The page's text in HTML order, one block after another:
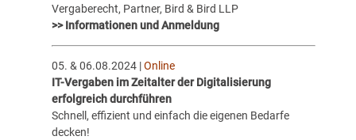
Vergaberecht, Partner, Bird & Bird LLP
>> Informationen und Anmeldung
05. & 06.08.2024 |Online
IT-Vergaben im Zeitalter der Digitalisierung
erfolgreich durchführen
Schnell, effizient und einfach die eigenen Bedarfe
decken!